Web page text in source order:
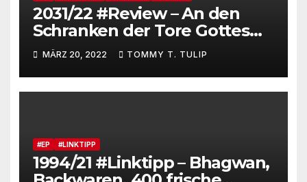
2031/22 #Review – An den
Schranken der Tore Gottes
lebt das Ehepaar Honecker
bei Pastor Uwe Holmer in
Lobetal
MÄRZ 20, 2022 TOMMY T. TULIP
#EP #LINKTIPP
1994/21 #Linktipp – Bhagwan,